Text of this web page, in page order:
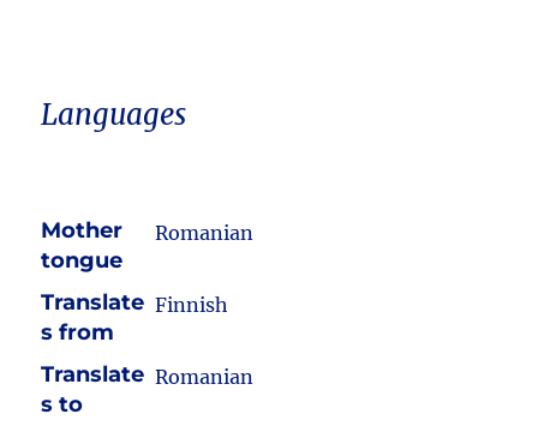
Languages
Mother
tongue
Romanian
Translate
s from
Finnish
Translate
s to
Romanian